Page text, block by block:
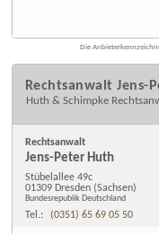
Die
Rechtsanwalt Jens-
Huth & Schimpke
Rechtsanwalt
Jens-Peter Huth
Stübelallee 49c
01309 Dresden (Sachsen)
Bundesrepublik Deutschland
Tel.: (0351) 65 69 05 50